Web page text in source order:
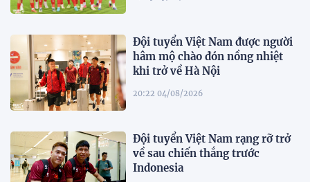
Đội tuyển Việt Nam được người
hâm mộ chào đón nồng nhiệt
khi trở về Hà Nội
20:22 04/08/2026
Đội tuyển Việt Nam rạng rỡ trở
về sau chiến thắng trước
Indonesia